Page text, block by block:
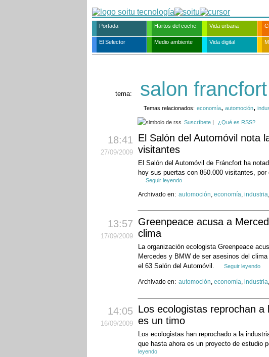
Portada Hartos del coche Vida urbana
El Selector Medio ambiente Vida digital
tema: salon francfort
Temas relacionados: economía, automoción,
Suscríbete ¿Qué es RSS?
18:41
27/09/2009
El Salón del Automóvil nota
visitantes
El Salón del Automóvil de Fráncfort ha
hoy sus puertas con 850.000 visitantes,
Seguir leyendo
Archivado en: automoción, economía, industria,
13:57
17/09/2009
Greenpeace acusa a
clima
La organización ecologista Greenpeace
Mercedes y BMW de ser asesinos del
el 63 Salón del Automóvil.
Seguir leyendo
Archivado en: automoción, economía, industria,
14:05
16/09/2009
Los ecologistas reprochan
es un timo
Los ecologistas han reprochado a la
que hasta ahora es un proyecto de estudio
leyendo